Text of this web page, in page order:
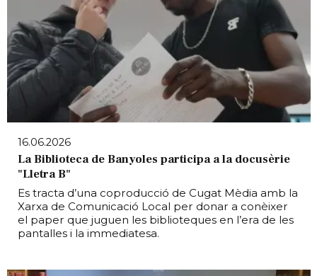
16.06.2026
La Biblioteca de Banyoles participa a la docusèrie
"Lletra B"
Es tracta d’una coproducció de Cugat Mèdia amb la
Xarxa de Comunicació Local per donar a conèixer
el paper que juguen les biblioteques en l’era de les
pantalles i la immediatesa.